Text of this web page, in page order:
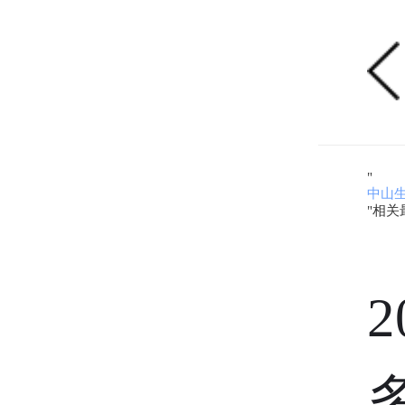
"
中山
"相关